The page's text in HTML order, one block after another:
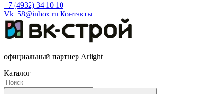
+7 (4932) 34 10 10
Vk_58@inbox.ru Контакты
официальный партнер Arlight
Каталог